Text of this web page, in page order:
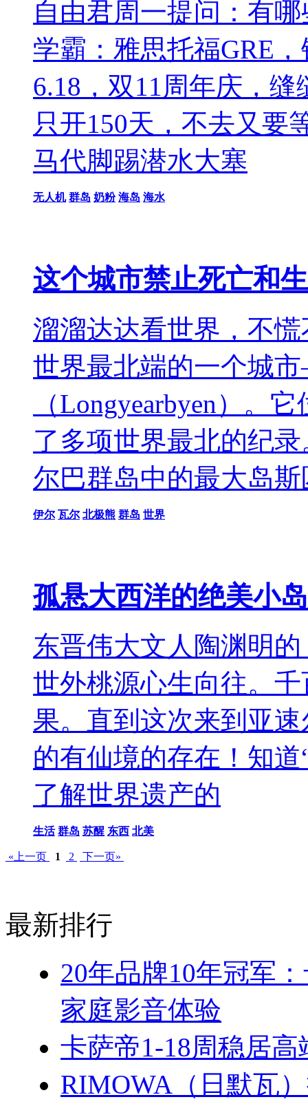
自由君周一提问：有
学霸：雅思托福GRE
6.18，双11周年庆，
只开150天，不去又要
马代脚踢潜水大塞
无人机 群岛 奶粉 海岛 海水
这个城市禁止死亡和
溜溜达达看世界，不
世界最北端的一个城
（Longyearbyen）。
了多项世界最北的纪
尔巴群岛中的最大岛
伊尔 瓦尔 北极熊 群岛 世界
孤悬大西洋的绝美小
东晋伟大文人陶渊明
世外桃源心生向往。
果。直到这次来到亚
的有仙境的存在！知
了解世界遗产的
生活 群岛 苏醒 东西 北美
«上一页 1 2 下一页»
最新排行
20年品牌10年冠军
家庭影音体验
卡萨帝1-18周稳居
RIMOWA（日默瓦